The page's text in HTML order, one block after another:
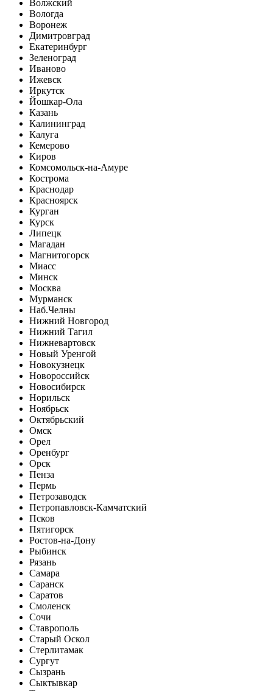
Волжский
Вологда
Воронеж
Димитровград
Екатеринбург
Зеленоград
Иваново
Ижевск
Иркутск
Йошкар-Ола
Казань
Калининград
Калуга
Кемерово
Киров
Комсомольск-на-Амуре
Кострома
Краснодар
Красноярск
Курган
Курск
Липецк
Магадан
Магнитогорск
Миасс
Минск
Москва
Мурманск
Наб.Челны
Нижний Новгород
Нижний Тагил
Нижневартовск
Новый Уренгой
Новокузнецк
Новороссийск
Новосибирск
Норильск
Ноябрьск
Октябрьский
Омск
Орел
Оренбург
Орск
Пенза
Пермь
Петрозаводск
Петропавловск-Камчатский
Псков
Пятигорск
Ростов-на-Дону
Рыбинск
Рязань
Самара
Саранск
Саратов
Смоленск
Сочи
Ставрополь
Старый Оскол
Стерлитамак
Сургут
Сызрань
Сыктывкар